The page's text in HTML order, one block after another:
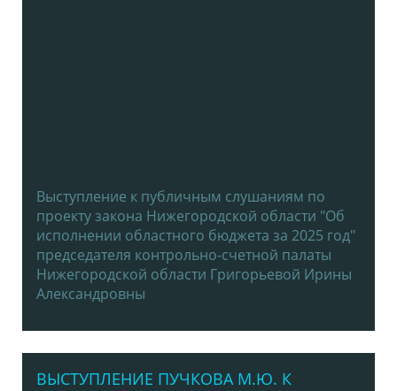
Выступление к публичным слушаниям по
проекту закона Нижегородской области "Об
исполнении областного бюджета за 2025 год"
председателя контрольно-счетной палаты
Нижегородской области Григорьевой Ирины
Александровны
ВЫСТУПЛЕНИЕ ПУЧКОВА М.Ю. К